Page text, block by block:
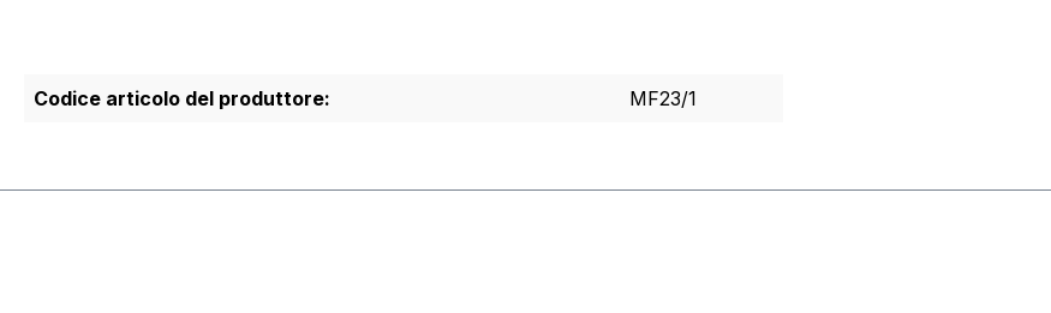
Codice articolo del produttore: MF23/1